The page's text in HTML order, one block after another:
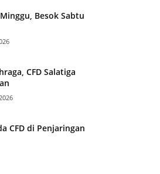
Besok Sabtu
CFD Salatiga
CFD di Penjaringan